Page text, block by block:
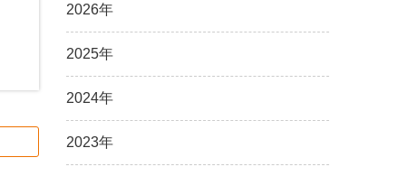
2026年
2025年
2024年
2023年